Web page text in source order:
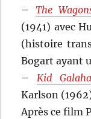
– The
(1941) avec
(histoire
Bogart ayant
–Kid
Karlson
Après ce film